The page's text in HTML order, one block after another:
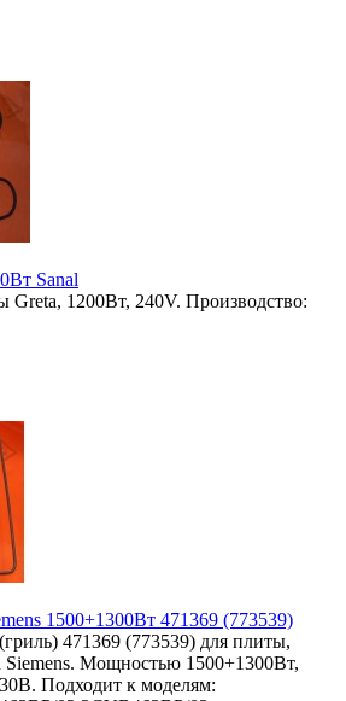
Sanal
Greta, 1200Вт, 240V. Производство:
1500+1300Вт 471369 (773539)
471369 (773539) для плиты,
Siemens. Мощностью 1500+1300Вт,
Подходит к моделям: